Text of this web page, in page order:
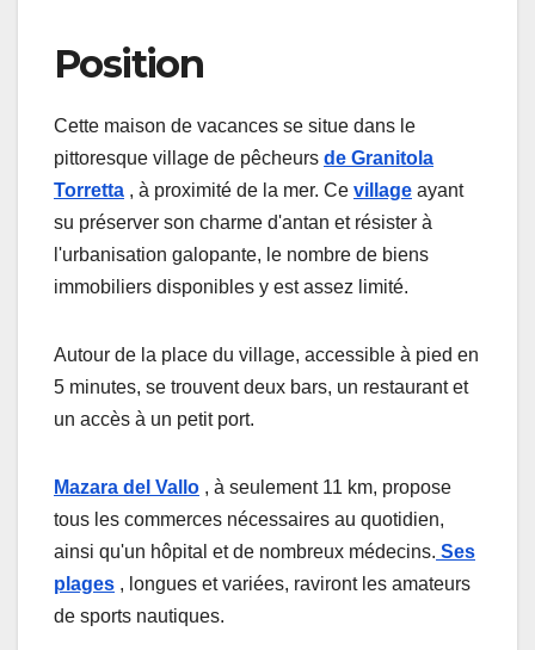
Position
Cette maison de vacances se situe dans le
pittoresque village de pêcheurs de Granitola
Torretta , à proximité de la mer. Ce village ayant
su préserver son charme d'antan et résister à
l'urbanisation galopante, le nombre de biens
immobiliers disponibles y est assez limité.
Autour de la place du village, accessible à pied en
5 minutes, se trouvent deux bars, un restaurant et
un accès à un petit port.
Mazara del Vallo , à seulement 11 km, propose
tous les commerces nécessaires au quotidien,
ainsi qu'un hôpital et de nombreux médecins. Ses
plages , longues et variées, raviront les amateurs
de sports nautiques.